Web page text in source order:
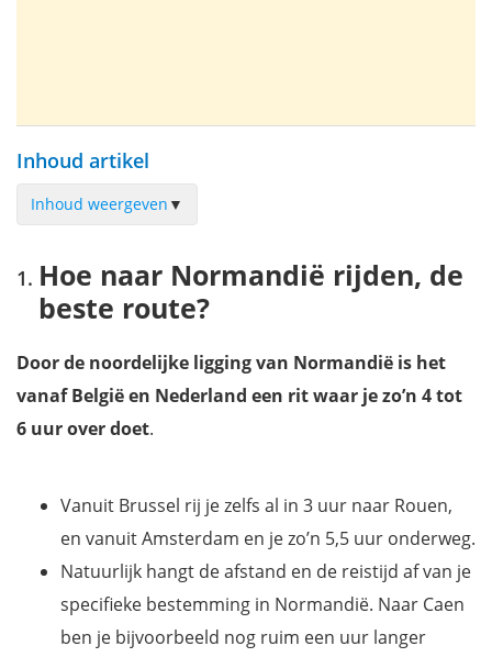
Inhoud artikel
Inhoud weergeven ▼
Autovakantie langs de landingsstranden in Normandië
Route du Cidre
Waar verblijven in Normandië?
Péage in Normandië
Hoe naar Normandië rijden, de
beste route?
Door de noordelijke ligging van Normandië is het
vanaf België en Nederland een rit waar je zo’n 4 tot
6 uur over doet.
Vanuit Brussel rij je zelfs al in 3 uur naar Rouen,
en vanuit Amsterdam en je zo’n 5,5 uur onderweg.
Natuurlijk hangt de afstand en de reistijd af van je
specifieke bestemming in Normandië. Naar Caen
ben je bijvoorbeeld nog ruim een uur langer